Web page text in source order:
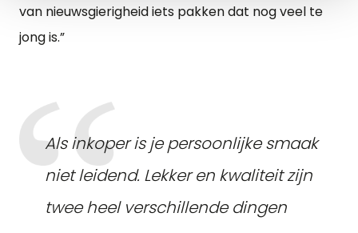
van nieuwsgierigheid iets pakken dat nog veel te
jong is.”
Als inkoper is je persoonlijke smaak
niet leidend. Lekker en kwaliteit zijn
twee heel verschillende dingen